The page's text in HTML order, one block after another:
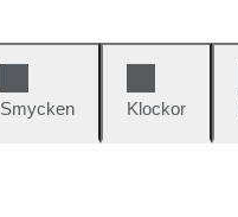
Smycken Klockor